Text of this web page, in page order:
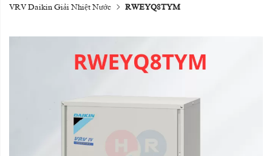
VRV Daikin Giải Nhiệt Nước
RWEYQ8TYM